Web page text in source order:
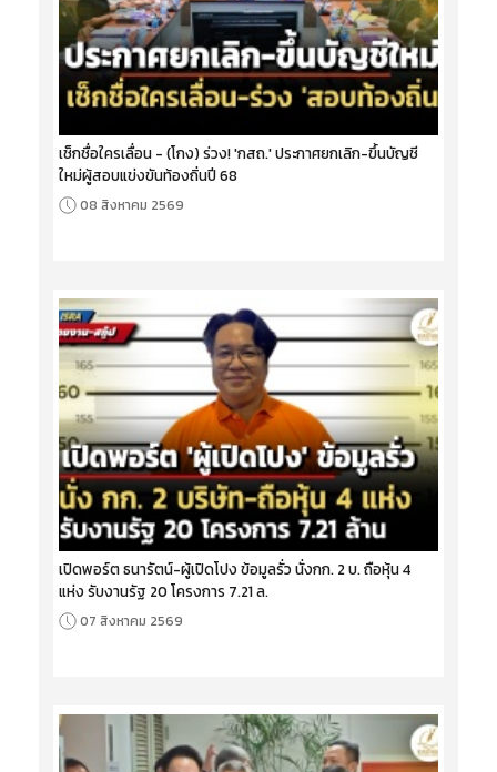
เช็กชื่อใครเลื่อน - (โกง) ร่วง! 'กสถ.' ประกาศยกเลิก-ขึ้นบัญชี
ใหม่ผู้สอบแข่งขันท้องถิ่นปี 68
08 สิงหาคม 2569
เปิดพอร์ต ธนารัตน์-ผู้เปิดโปง ข้อมูลรั่ว นั่งกก. 2 บ. ถือหุ้น 4
แห่ง รับงานรัฐ 20 โครงการ 7.21 ล.
07 สิงหาคม 2569